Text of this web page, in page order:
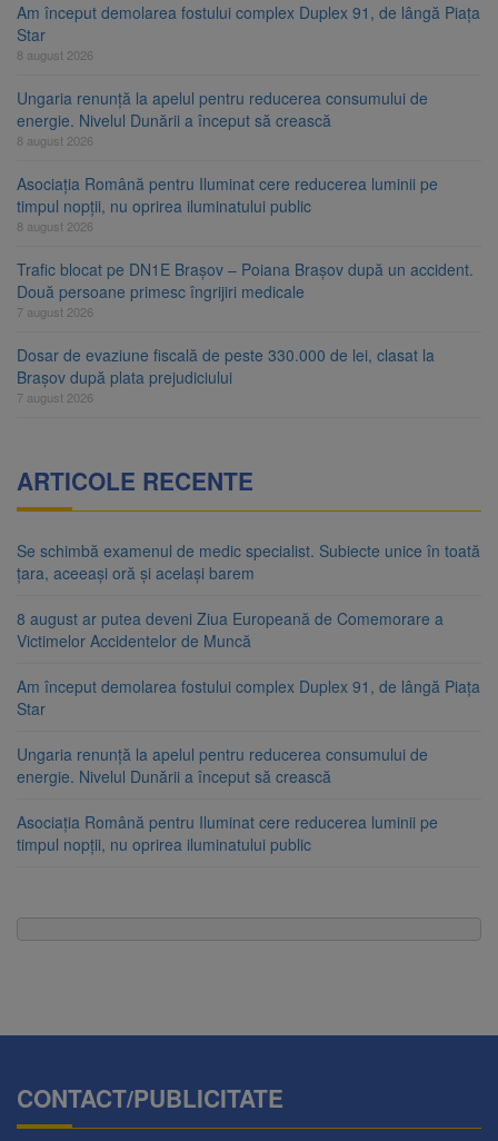
Am început demolarea fostului complex Duplex 91, de lângă Piața
Star
8 august 2026
Ungaria renunță la apelul pentru reducerea consumului de
energie. Nivelul Dunării a început să crească
8 august 2026
Asociația Română pentru Iluminat cere reducerea luminii pe
timpul nopții, nu oprirea iluminatului public
8 august 2026
Trafic blocat pe DN1E Brașov – Poiana Brașov după un accident.
Două persoane primesc îngrijiri medicale
7 august 2026
Dosar de evaziune fiscală de peste 330.000 de lei, clasat la
Brașov după plata prejudiciului
7 august 2026
ARTICOLE RECENTE
Se schimbă examenul de medic specialist. Subiecte unice în toată
țara, aceeași oră și același barem
8 august ar putea deveni Ziua Europeană de Comemorare a
Victimelor Accidentelor de Muncă
Am început demolarea fostului complex Duplex 91, de lângă Piața
Star
Ungaria renunță la apelul pentru reducerea consumului de
energie. Nivelul Dunării a început să crească
Asociația Română pentru Iluminat cere reducerea luminii pe
timpul nopții, nu oprirea iluminatului public
CONTACT/PUBLICITATE